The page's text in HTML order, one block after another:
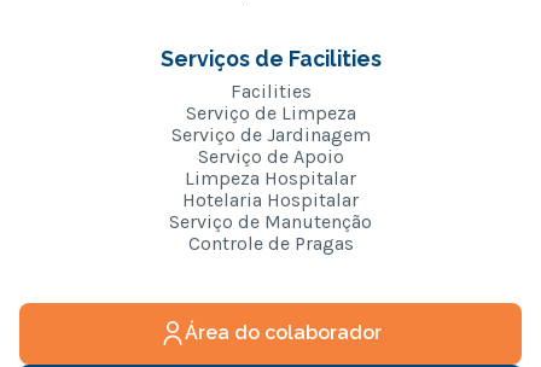
Serviços de Facilities
Facilities
Serviço de Limpeza
Serviço de Jardinagem
Serviço de Apoio
Limpeza Hospitalar
Hotelaria Hospitalar
Serviço de Manutenção
Controle de Pragas
Área do colaborador